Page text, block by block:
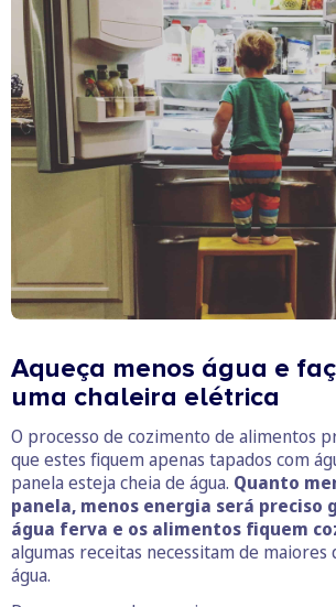
Aqueça menos água e
uma chaleira elétrica
O processo de cozimento de alimentos
que estes fiquem apenas tapados com
panela esteja cheia de água. Quanto
panela, menos energia será preciso
água ferva e os alimentos fiquem
algumas receitas necessitam de maiores
água.